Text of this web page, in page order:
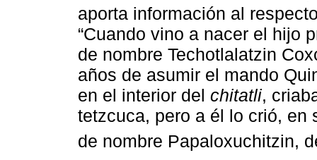
aporta información al
“Cuando vino a nacer el hijo
de nombre Techotlalatzin
años de asumir el mando
en el interior del chitatli,
tetzcuca, pero a él lo crió,
de nombre Papaloxuchitzin,